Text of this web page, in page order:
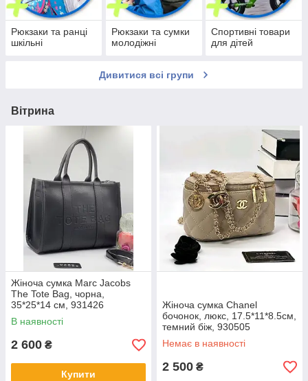
Рюкзаки та ранці
шкільні
Рюкзаки та сумки
молодіжні
Спортивні товари
для дітей
Дивитися всі групи
Вітрина
Жіноча сумка Marc Jacobs
The Tote Bag, чорна,
35*25*14 см, 931426
В наявності
2 600 ₴
Купити
Жіноча сумка Chanel
бочонок, люкс, 17.5*11*8.5см,
темний біж, 930505
Немає в наявності
2 500 ₴